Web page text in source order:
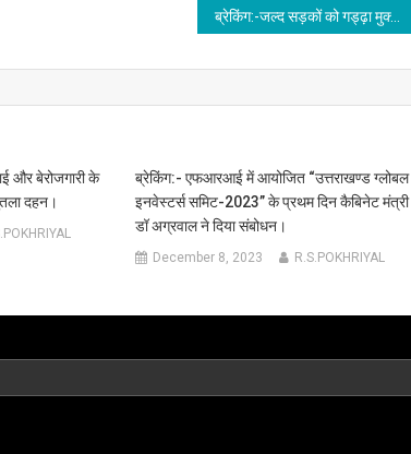
ब्रेकिंग:-जल्द सड़कों को गड्ढ़ा मुक्त करें लोक निर्माण विभाग,कार्यों में तेजी के साथ गुणवत्ता का रखें विशेष ध्यान-मुख्यमंत्री।
और बेरोजगारी के
दहन।
ब्रेकिंग:- एफआरआई में आयोजित “उत्तराखण्ड ग्लोबल
इनवेस्टर्स समिट-2023” के प्रथम दिन कैबिनेट मंत्री
डॉ अग्रवाल ने दिया संबोधन।
December 8, 2023 R.S.POKHRIYAL